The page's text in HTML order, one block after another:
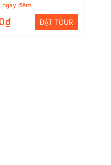
ngày đêm
ĐẶT TOUR